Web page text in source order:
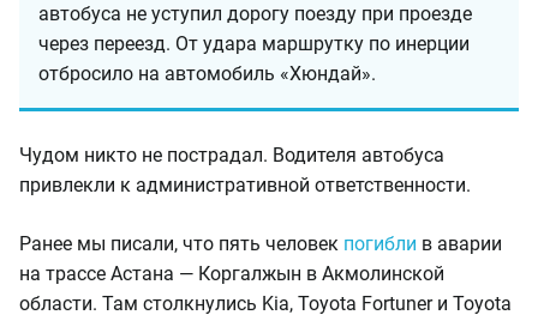
автобуса не уступил дорогу поезду при проезде
через переезд. От удара маршрутку по инерции
отбросило на автомобиль «Хюндай».
Чудом никто не пострадал. Водителя автобуса
привлекли к административной ответственности.
Ранее мы писали, что пять человек погибли в аварии
на трассе Астана — Коргалжын в Акмолинской
области. Там столкнулись Kia, Toyota Fortuner и Toyota